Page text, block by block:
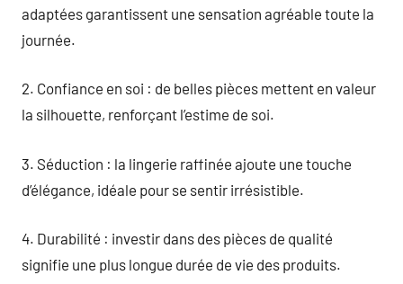
adaptées garantissent une sensation agréable toute la
journée.
2. Confiance en soi : de belles pièces mettent en valeur
la silhouette, renforçant l’estime de soi.
3. Séduction : la lingerie raffinée ajoute une touche
d’élégance, idéale pour se sentir irrésistible.
4. Durabilité : investir dans des pièces de qualité
signifie une plus longue durée de vie des produits.